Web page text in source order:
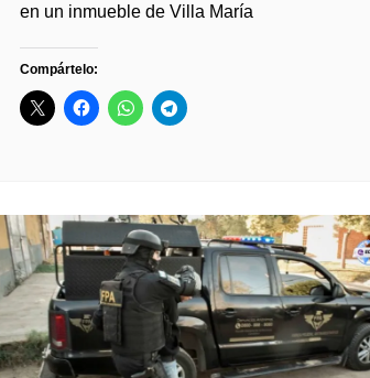
en un inmueble de Villa María
Compártelo: